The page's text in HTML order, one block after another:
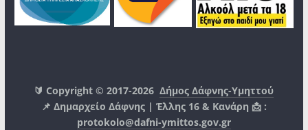
🔰 Copyright © 2017-2026Δήμος Δάφνης-Υμηττού
📌 Δημαρχείο Δάφνης | Έλλης 16 & Κανάρη 📩 :
protokolo@dafni-ymittos.gov.gr